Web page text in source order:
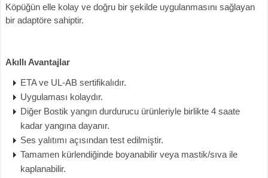
Köpüğün elle kolay ve doğru bir şekilde uygulanmasını sağlayan
bir adaptöre sahiptir.
Akıllı Avantajlar
ETA ve UL-AB sertifikalıdır.
Uygulaması kolaydır.
Diğer Bostik yangın durdurucu ürünleriyle birlikte 4 saate
kadar yangına dayanır.
Ses yalıtımı açısından test edilmiştir.
Tamamen kürlendiğinde boyanabilir veya mastik/sıva ile
kaplanabilir.